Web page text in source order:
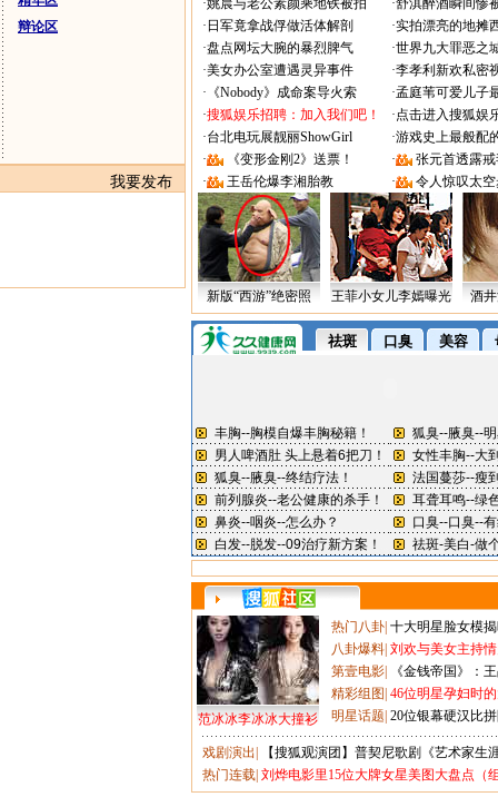
辩论区
我要发布
·姚晨与老公素颜乘地铁被拍 ·舒淇醉酒瞬间惨
· 日军竟拿战俘做活体解剖 ·实拍漂亮的地摊
·盘点网坛大腕的暴烈脾气 ·世界九大罪恶之
·美女办公室遭遇灵异事件 ·李孝利新欢私密
· 《Nobody》成命案导火索 ·孟庭苇可爱儿子
·搜狐娱乐招聘：加入我们吧！ ·点击进入搜狐娱
·台北电玩展靓丽ShowGirl ·游戏史上最般配
·
《变形金刚2》送票！ ·
张元首透露
·
王岳伦爆李湘胎教 · 令人惊叹太
新版“西游”绝密照 王菲小女儿李嫣曝光 酒
范冰冰李冰冰大撞衫
热门八卦 十大明星脸女模揭
八卦爆料 刘欢与美女主持
第壹电影
《金钱帝国》：
精彩组图 46位明星孕妇时
明星话题 20位银幕硬汉比
戏剧演出
【搜狐观演团】普契尼歌剧《艺术家生
热门连载 刘烨电影里15位大牌女星美图大盘点（组